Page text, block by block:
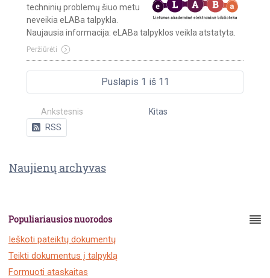
techninių problemų šiuo metu
neveikia eLABa talpykla.
Naujausia informacija: eLABa talpyklos veikla atstatyta.
Peržiūrėti
Puslapis 1 iš 11
Ankstesnis
Kitas
RSS
Naujienų archyvas
Populiariausios nuorodos
Ieškoti pateiktų dokumentų
Teikti dokumentus į talpyklą
Formuoti ataskaitas